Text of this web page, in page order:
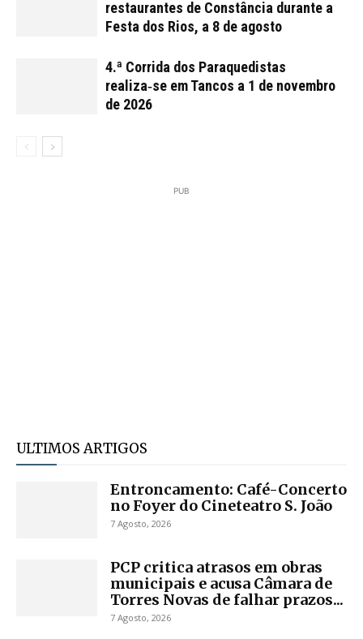
restaurantes de Constância durante a
Festa dos Rios, a 8 de agosto
4.ª Corrida dos Paraquedistas
realiza‑se em Tancos a 1 de novembro
de 2026
PUB
ULTIMOS ARTIGOS
Entroncamento: Café-Concerto
no Foyer do Cineteatro S. João
7 Agosto, 2026
PCP critica atrasos em obras
municipais e acusa Câmara de
Torres Novas de falhar prazos...
7 Agosto, 2026